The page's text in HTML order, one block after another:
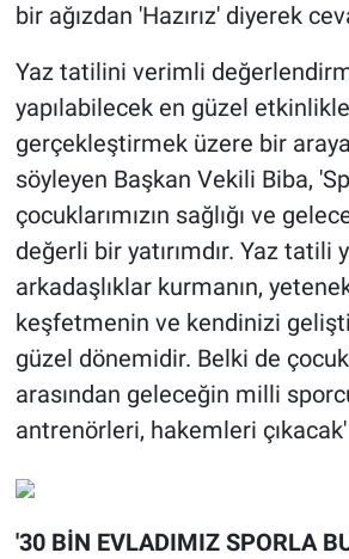
bir ağızdan 'Hazırız' diyerek
Yaz tatilini verimli
yapılabilecek en güzel
gerçekleştirmek üzere bir
söyleyen Başkan Vekili Biba,
çocuklarımızın sağlığı ve
değerli bir yatırımdır. Yaz tatili
arkadaşlıklar kurmanın,
keşfetmenin ve kendinizi
güzel dönemidir. Belki de
arasından geleceğin milli
antrenörleri, hakemleri
'30 BİN EVLADIMIZ SPORLA